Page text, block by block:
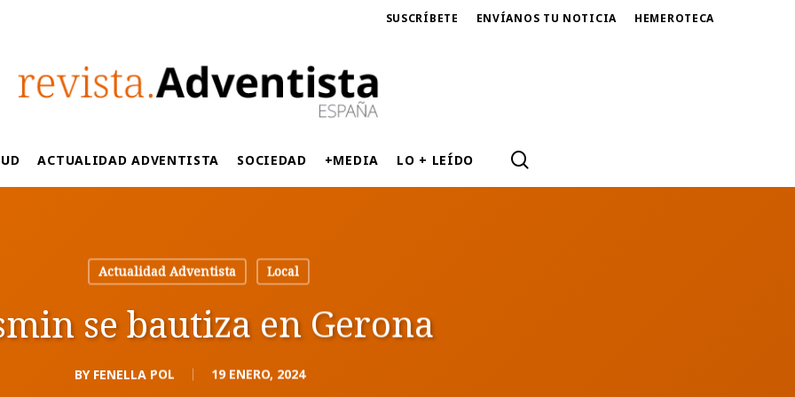
SUSCRÍBETE ENVÍANOS TU NOTICIA HEMEROTECA
ACTUALIDAD ADVENTISTA SOCIEDAD +MEDIA LO + LEÍDO
Actualidad Adventista Local
se bautiza en Gerona
BY FENELLA POL 19 ENERO, 2024